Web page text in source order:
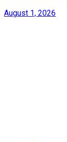
August 1, 2026